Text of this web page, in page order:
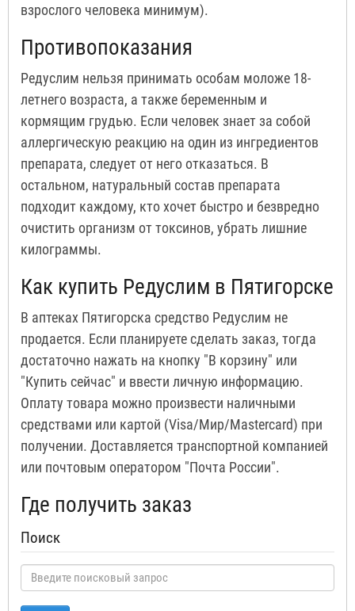
взрослого человека минимум).
Противопоказания
Редуслим нельзя принимать особам моложе 18-
летнего возраста, а также беременным и
кормящим грудью. Если человек знает за собой
аллергическую реакцию на один из ингредиентов
препарата, следует от него отказаться. В
остальном, натуральный состав препарата
подходит каждому, кто хочет быстро и безвредно
очистить организм от токсинов, убрать лишние
килограммы.
Как купить Редуслим в Пятигорске
В аптеках Пятигорска средство Редуслим не
продается. Если планируете сделать заказ, тогда
достаточно нажать на кнопку "В корзину" или
"Купить сейчас" и ввести личную информацию.
Оплату товара можно произвести наличными
средствами или картой (Visa/Мир/Mastercard) при
получении. Доставляется транспортной компанией
или почтовым оператором "Почта России".
Где получить заказ
Поиск